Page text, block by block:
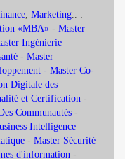
, Marketing.. :
«MBA» - Master
Ingénierie
- Master
- Master Co-
Digitale des
et Certification -
Communautés -
Intelligence
- Master Sécurité
d'information -